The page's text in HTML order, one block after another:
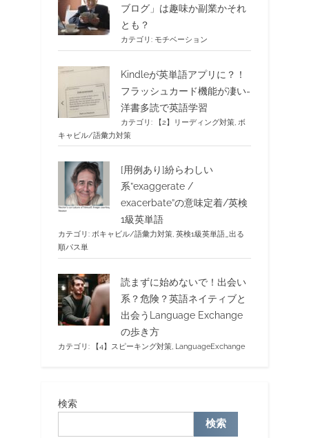
ブログ」は趣味か副業かそれ
とも？
カテゴリ: モチベーション
Kindleが英単語アプリに？！
フラッシュカード機能が凄い-
洋書多読で英語学習
カテゴリ: 【2】リーディング対策 ボ
キャビル/語彙力対策
[用例あり]紛らわしい
系”exaggerate /
exacerbate”の意味定着/英検
1級英単語
カテゴリ: ボキャビル/語彙力対策, 英検1級英単語_出る
順パス単
読まずに始めないで！出会い
系？危険？英語ネイティブと
出会うLanguage Exchange
の歩き方
カテゴリ: 【4】スピーキング対策 LanguageExchange
検索
検索